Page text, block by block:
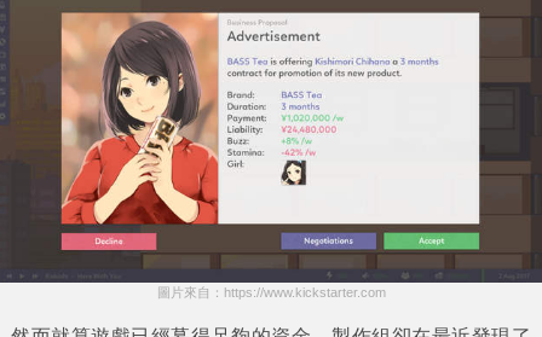
圖片來自：https://www.kickstarter.com